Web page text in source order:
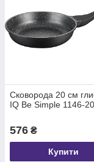
Сковорода 20 см
IQ Be Simple 1146-
576 ₴
Купити